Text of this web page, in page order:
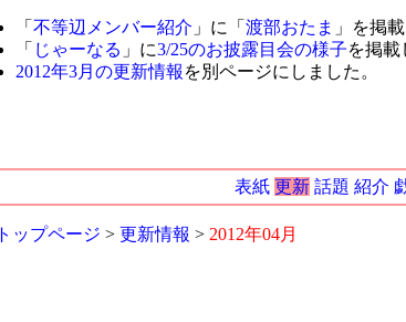
「 不等辺メンバー紹介 」に「 渡部おたま 」を掲
「 じゃーなる 」に3/25のお披露目会の様子を掲載
2012年3月の更新情報 を別ページにしました。
表紙 更新 話題 紹介
トップページ > 更新情報 > 2012年04月